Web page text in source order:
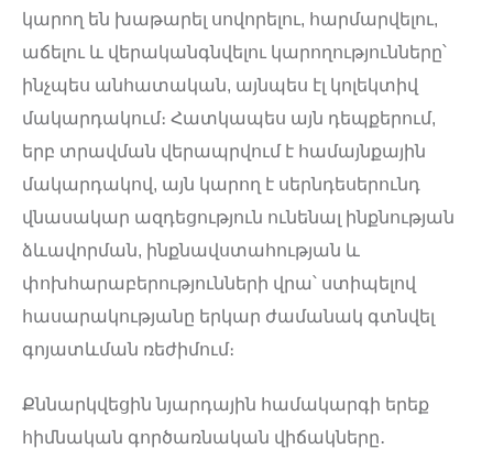
կարող են խաթարել սովորելու, հարմարվելու,
աճելու և վերականգնվելու կարողությունները՝
ինչպես անհատական, այնպես էլ կոլեկտիվ
մակարդակում։ Հատկապես այն դեպքերում,
երբ տրավման վերապրվում է համայնքային
մակարդակով, այն կարող է սերնդեսերունդ
վնասակար ազդեցություն ունենալ ինքնության
ձևավորման, ինքնավստահության և
փոխհարաբերությունների վրա՝ ստիպելով
հասարակությանը երկար ժամանակ գտնվել
գոյատևման ռեժիմում։
Քննարկվեցին նյարդային համակարգի երեք
հիմնական գործառնական վիճակները․